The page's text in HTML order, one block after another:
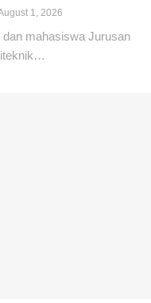
1, 2026
mahasiswa Jurusan